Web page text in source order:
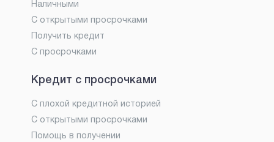
Наличными
С открытыми просрочками
Получить кредит
С просрочками
Кредит с просрочками
С плохой кредитной историей
С открытыми просрочками
Помощь в получении